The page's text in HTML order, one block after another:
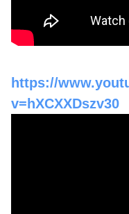
https://
v=hXCXXDszv30